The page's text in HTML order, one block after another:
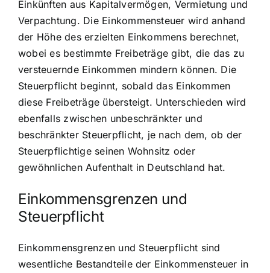
Einkünften aus Kapitalvermögen, Vermietung und
Verpachtung. Die Einkommensteuer wird anhand
der Höhe des erzielten Einkommens berechnet,
wobei es bestimmte Freibeträge gibt, die das zu
versteuernde Einkommen mindern können. Die
Steuerpflicht beginnt, sobald das Einkommen
diese Freibeträge übersteigt. Unterschieden wird
ebenfalls zwischen unbeschränkter und
beschränkter Steuerpflicht, je nach dem, ob der
Steuerpflichtige seinen Wohnsitz oder
gewöhnlichen Aufenthalt in Deutschland hat.
Einkommensgrenzen und
Steuerpflicht
Einkommensgrenzen und Steuerpflicht sind
wesentliche Bestandteile der Einkommensteuer in